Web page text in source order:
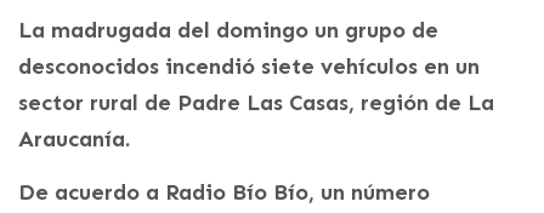
La madrugada del domingo un grupo de
desconocidos incendió siete vehículos en un
sector rural de Padre Las Casas, región de La
Araucanía.
De acuerdo a Radio Bío Bío, un número